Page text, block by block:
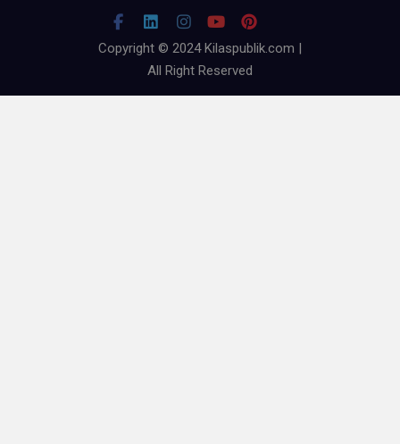
Copyright © 2024 Kilaspublik.com |
All Right Reserved